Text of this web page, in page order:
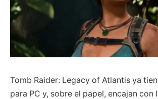
Tomb Raider: Legacy of Atlantis ya
para PC y, sobre el papel, encajan con